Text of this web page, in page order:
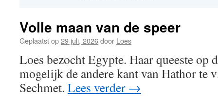
Volle maan van de speer
Geplaatst op29 juli, 2026door Loes
Loes bezocht Egypte. Haar queeste op
mogelijk de andere kant van Hathor te
Sechmet. Lees verder →